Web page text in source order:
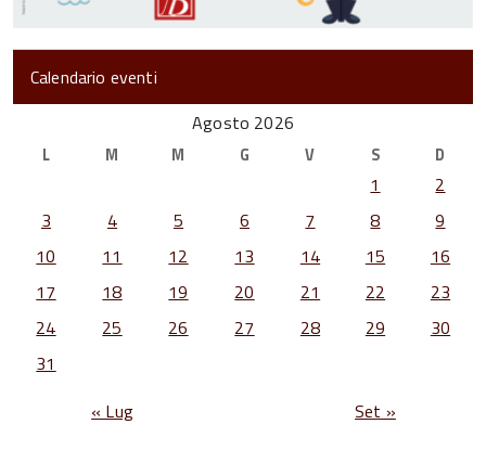
Calendario eventi
Agosto 2026
L M M G V S D
1
2
3
4 5 6 7 8
9
10
11 12 13 14 15
16
17
18 19 20 21 22
23
24
25 26 27 28 29
30
31
« Lug
Set »